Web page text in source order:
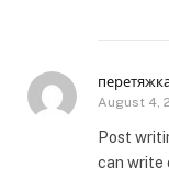
August 4,
Post
can write